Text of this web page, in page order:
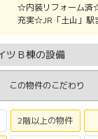
☆内装リフォーム済
充実☆JR「土山」駅
ツＢ棟の設備
この物件のこだわり
2階以上の物件